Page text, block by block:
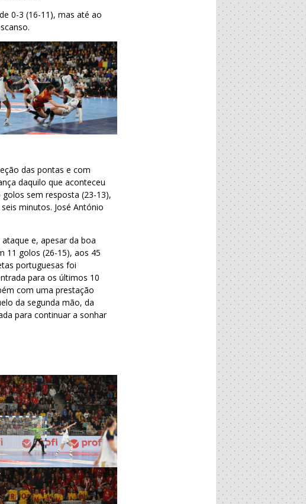
0-3 (16-11), mas até ao
das pontas e com
daquilo que aconteceu
sem resposta (23-13),
minutos. José António
e, apesar da boa
11 golos (26-15), aos 45
portuguesas foi
para os últimos 10
com uma prestação
da segunda mão, da
para continuar a sonhar